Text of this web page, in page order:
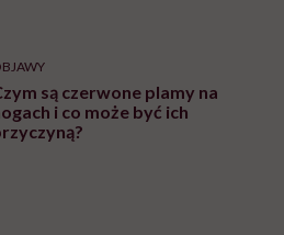
są czerwone plamy na
i co może być ich